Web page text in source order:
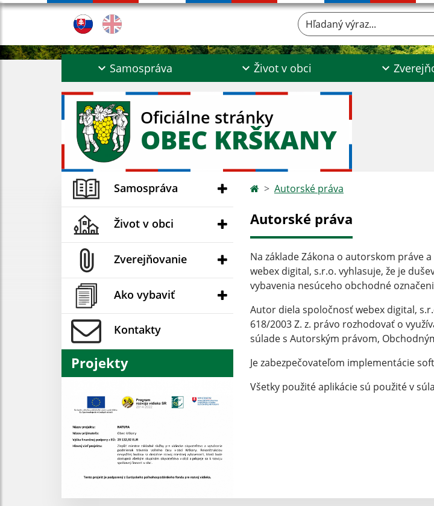
Hľadaný výraz...
Samospráva Život v obci
Oficiálne stránky
OBEC KRŠKANY
Samospráva
Život v obci
Zverejňovanie
Ako vybaviť
Kontakty
Projekty
Autorské práva
Autorské práva
Na základe Zákona o autorskom práve
webex digital, s.r.o. vyhlasuje, že je
vybavenia nesúceho obchodné
Autor diela spoločnosť webex digital,
618/2003 Z. z. právo rozhodovať o
súlade s Autorským právom,
Je zabezpečovateľom implementácie
Všetky použité aplikácie sú použité v